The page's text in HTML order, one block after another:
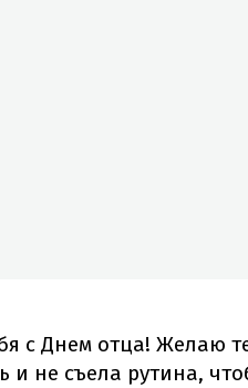
с Днем отца! Желаю
и не съела рутина,